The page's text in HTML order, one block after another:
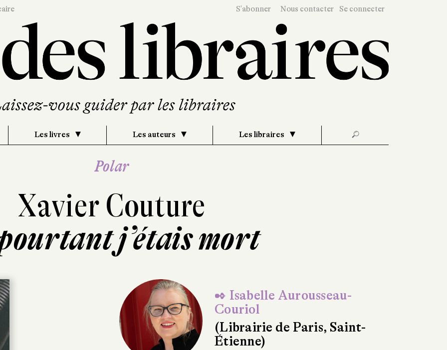
S'abonner Nous contacter Se connecter
Les livres Les auteurs Les libraires 🔎
Polar
Xavier Couture
j’étais mort
✒ Isabelle Aurousseau-
Couriol
(Librairie de Paris, Saint-
Étienne)